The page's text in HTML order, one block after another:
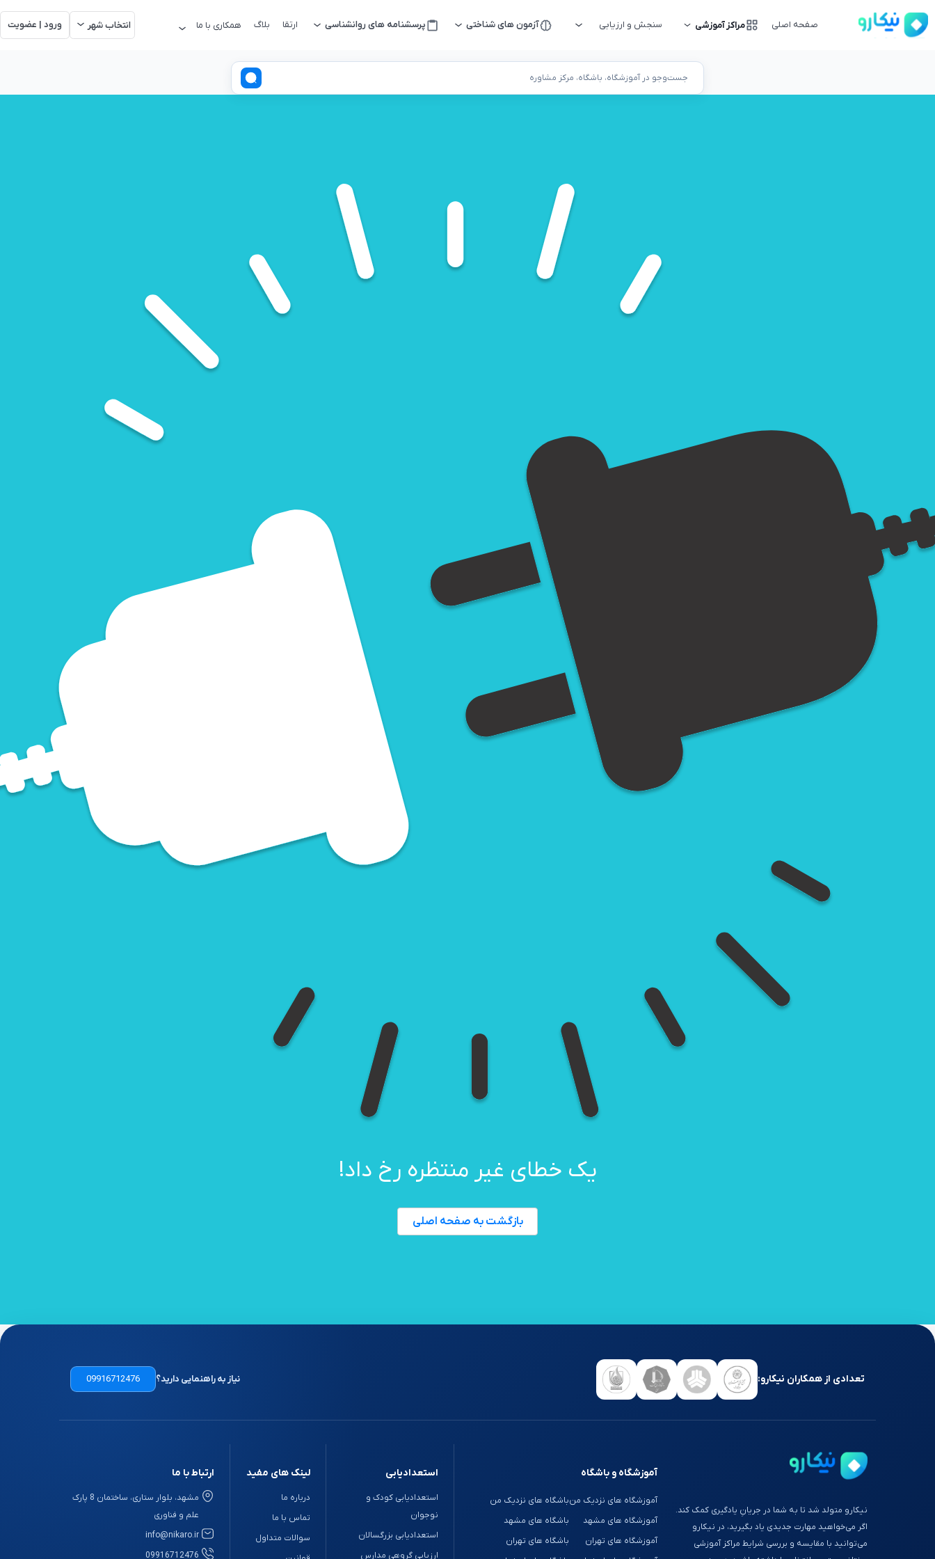
صفحه اصلی مراکز آموزشی سنجش و ارزیابی آزمون های شناختی پرسشنامه های روانشناسی ارتقا بلاگ همکاری با ما انتخاب شهر ورود | عضویت
جست‌وجو در آموزشگاه، باشگاه، مرکز مشاوره
یک خطای غیر منتظره رخ داد!
بازگشت به صفحه اصلی
تعدادی از همکاران نیکارو: نیاز به راهنمایی دارید؟ 09916712476
نیکارو متولد شد تا به شما در جریانِ یادگیری کمک کند.
اگر می‌خواهید مهارت جدیدی یاد بگیرید، در نیکارو
می‌توانید با مقایسه و بررسی شرایط مراکز آموزشی
آموزشگاه و باشگاه
آموزشگاه های نزدیک من
آموزشگاه های مشهد
آموزشگاه های تهران
باشگاه های نزدیک من
باشگاه های مشهد
باشگاه های تهران
استعدادیابی
استعدادیابی کودک و
نوجوان
استعدادیابی بزرگسالان
ارزیابی گروهی مدارس
لینک های مفید
درباره ما
تماس با ما
سوالات متداول
ارتباط با ما
مشهد، بلوار ستاری، ساختمان 8 پارک
علم و فناوری
info@nikaro.ir
09916712476